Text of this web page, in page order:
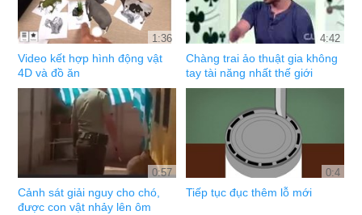
1:36
Video kết hợp hình động vật
4D và đồ ăn
4:42
Chàng trai ảo thuật gia không
tay tài năng nhất thế giới
0:57
Cảnh sát giải nguy cho chó,
được con vật nhảy lên ôm
0:4
Tiếp tục đục thêm lỗ mới